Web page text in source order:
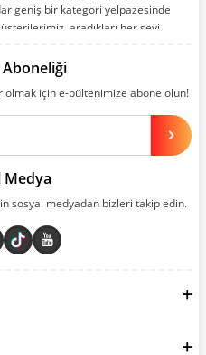
geniş bir kategori yelpazesinde
aradıkları her şeyi
sunarken deneyiminize değer
müşterilerimize özel indirim
müşterilerimizin memnuniyetini
için e-bültenimize abone olun!
Medya
sosyal medyadan bizleri takip edin.